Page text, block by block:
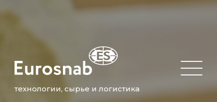
технологии, сырье и логистика